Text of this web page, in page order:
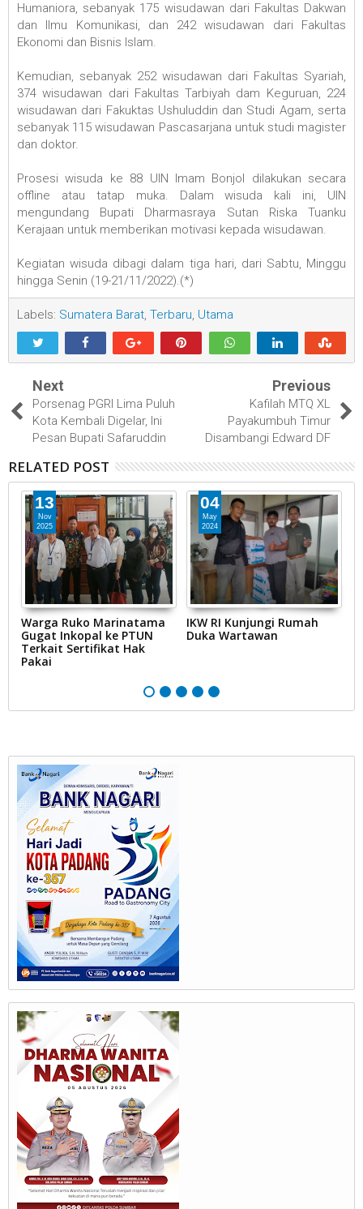
Humaniora, sebanyak 175 wisudawan dari Fakultas Dakwan
dan Ilmu Komunikasi, dan 242 wisudawan dari Fakultas
Ekonomi dan Bisnis Islam.
Kemudian, sebanyak 252 wisudawan dari Fakultas Syariah,
374 wisudawan dari Fakultas Tarbiyah dam Keguruan, 224
wisudawan dari Fakuktas Ushuluddin dan Studi Agam, serta
sebanyak 115 wisudawan Pascasarjana untuk studi magister
dan doktor.
Prosesi wisuda ke 88 UIN Imam Bonjol dilakukan secara
offline atau tatap muka. Dalam wisuda kali ini, UIN
mengundang Bupati Dharmasraya Sutan Riska Tuanku
Kerajaan untuk memberikan motivasi kepada wisudawan.
Kegiatan wisuda dibagi dalam tiga hari, dari Sabtu, Minggu
hingga Senin (19-21/11/2022).(*)
Labels: Sumatera Barat, Terbaru, Utama
Next
Porsenag PGRI Lima Puluh
Kota Kembali Digelar, Ini
Pesan Bupati Safaruddin
Previous
Kafilah MTQ XL
Payakumbuh Timur
Disambangi Edward DF
RELATED POST
13
Nov
2025
Warga Ruko Marinatama
Gugat Inkopal ke PTUN
Terkait Sertifikat Hak
Pakai ‎
04
May
2024
IKW RI Kunjungi Rumah
Duka Wartawan